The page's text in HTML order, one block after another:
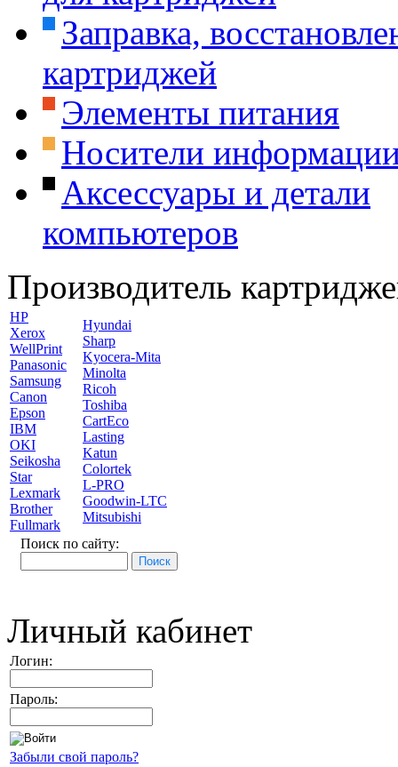
Заправка,
картриджей
Элементы питания
Носители
Аксессуары и детали
компьютеров
Производитель
HP
Xerox
WellPrint
Panasonic
Samsung
Canon
Epson
IBM
OKI
Seikosha
Star
Lexmark
Brother
Fullmark
Hyundai
Sharp
Kyocera-Mita
Minolta
Ricoh
Toshiba
CartEco
Lasting
Katun
Colortek
L-PRO
Goodwin-LTC
Mitsubishi
Поиск по сайту:
Личный кабинет
Логин:
Пароль:
Забыли свой пароль?